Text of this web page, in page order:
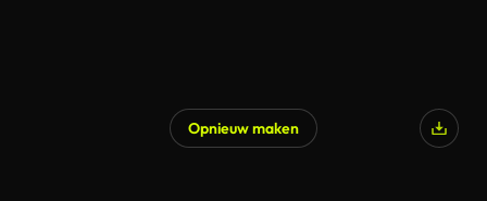
Opnieuw maken